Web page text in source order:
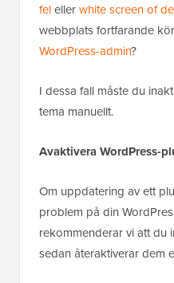
felellerwhite screen of
webbplats fortfarande
WordPress-admin?
I dessa fall måste du
tema manuellt.
Avaktivera WordPress-
Om uppdatering av ett
problem på din
rekommenderar vi att du
sedan återaktiverar dem